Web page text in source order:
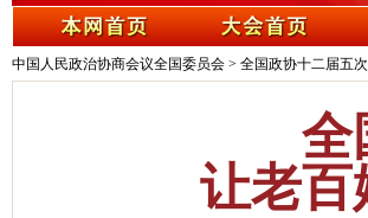
中国人民政治协商会议全国委员会 > 全国政协十二届五
全
让老百